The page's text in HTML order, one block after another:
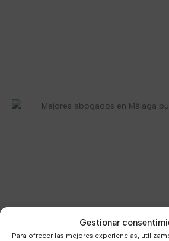
Gestionar
Para ofrecer las mejores experiencias,